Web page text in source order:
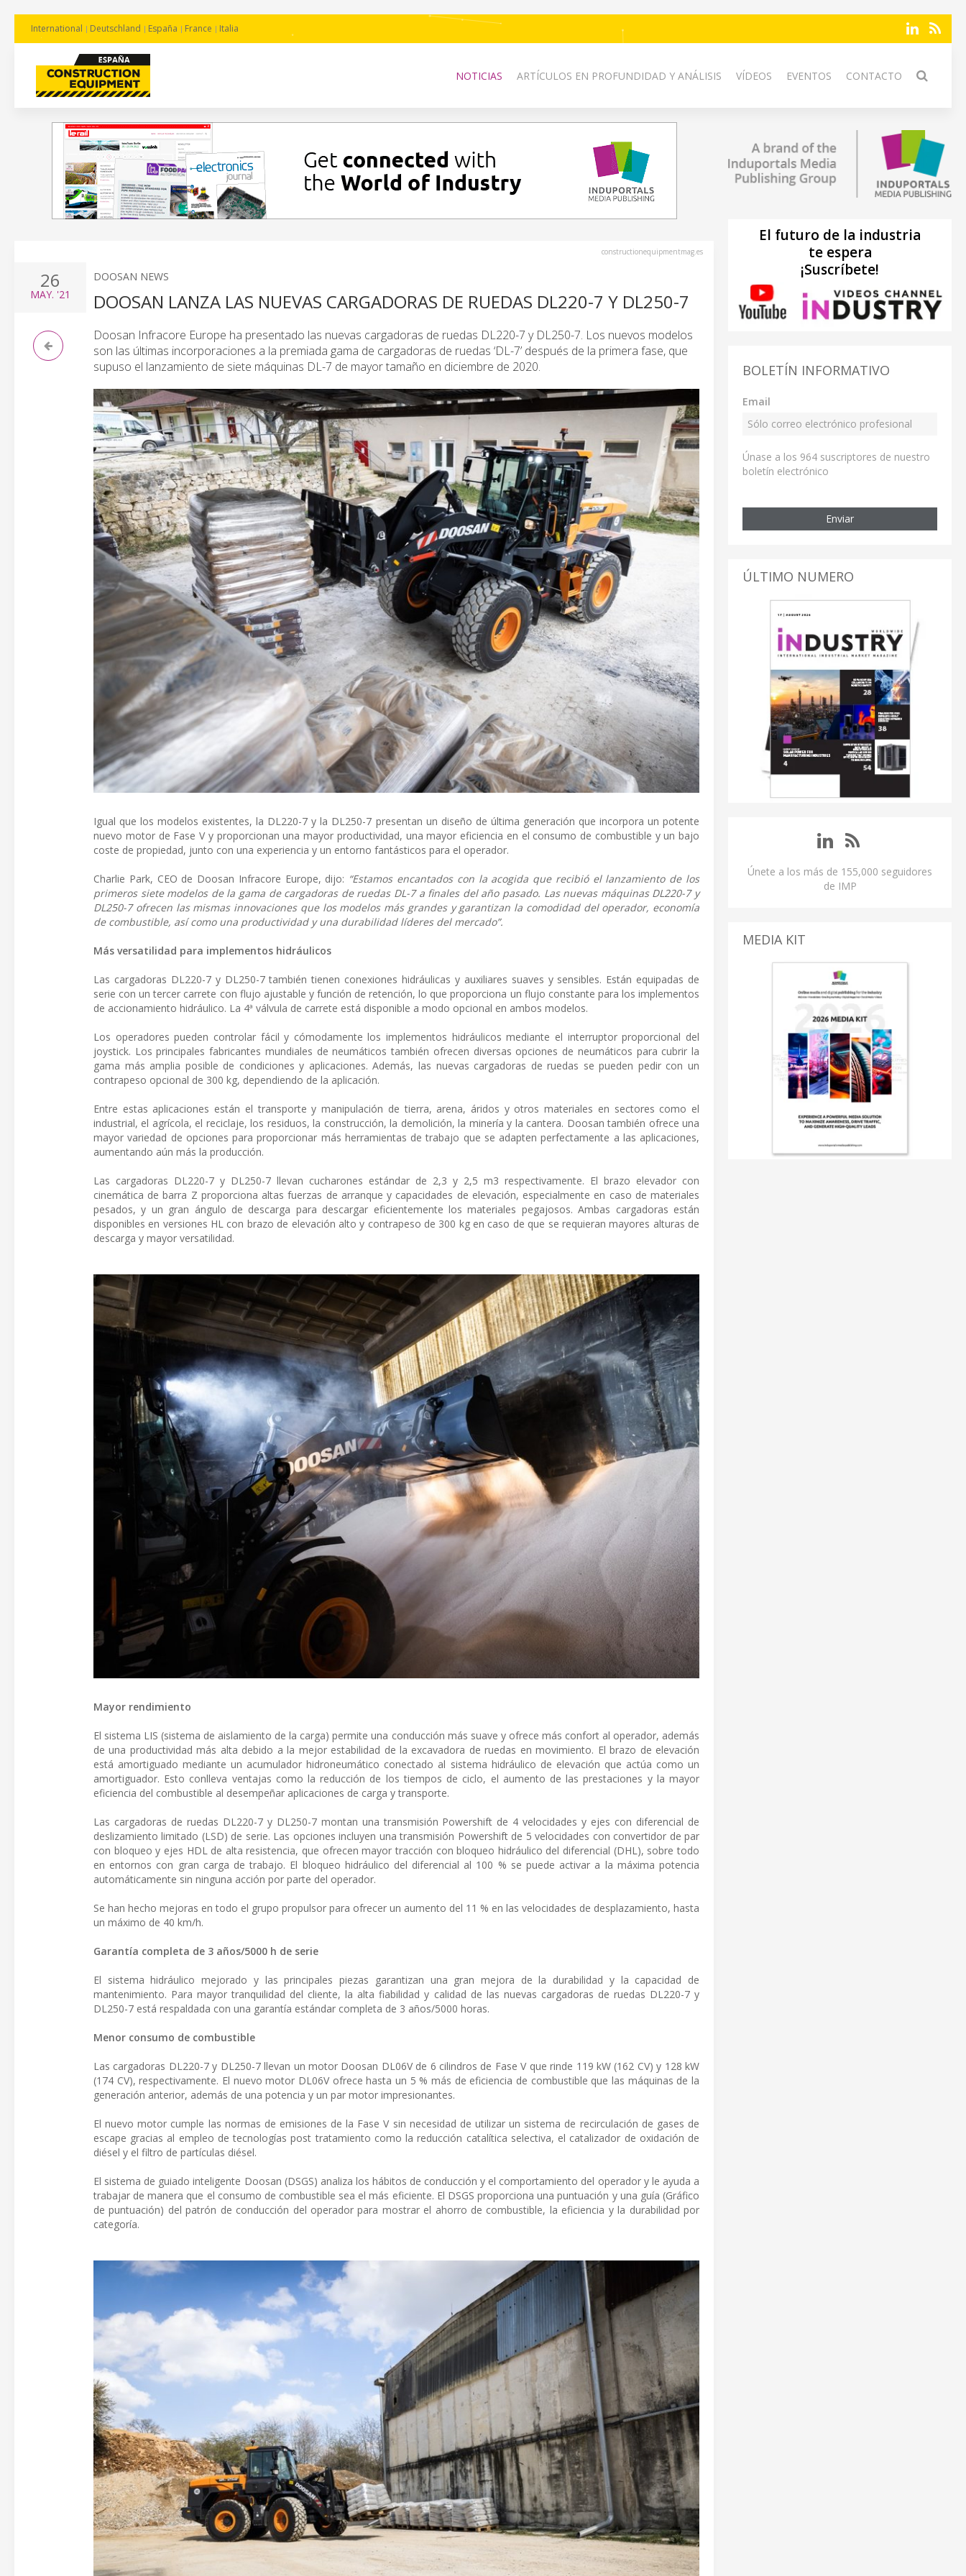
International Deutschland España France Italia
NOTICIAS ARTÍCULOS EN PROFUNDIDAD Y ANÁLISIS VÍDEOS EVENTOS CONTACTO
constructionequipmentmag.es
26
MAY. '21
DOOSAN NEWS
DOOSAN LANZA LAS NUEVAS CARGADORAS DE RUEDAS DL220-7 Y DL250-7
Doosan Infracore Europe ha presentado las nuevas cargadoras de ruedas DL220-7 y DL250-7. Los nuevos modelos
son las últimas incorporaciones a la premiada gama de cargadoras de ruedas ‘DL-7’ después de la primera fase, que
supuso el lanzamiento de siete máquinas DL-7 de mayor tamaño en diciembre de 2020.
Igual que los modelos existentes, la DL220-7 y la DL250-7 presentan un diseño de última generación que incorpora un potente
nuevo motor de Fase V y proporcionan una mayor productividad, una mayor eficiencia en el consumo de combustible y un bajo
coste de propiedad, junto con una experiencia y un entorno fantásticos para el operador.
Charlie Park, CEO de Doosan Infracore Europe, dijo: “Estamos encantados con la acogida que recibió el lanzamiento de los
primeros siete modelos de la gama de cargadoras de ruedas DL-7 a finales del año pasado. Las nuevas máquinas DL220-7 y
DL250-7 ofrecen las mismas innovaciones que los modelos más grandes y garantizan la comodidad del operador, economía
de combustible, así como una productividad y una durabilidad líderes del mercado”.
Más versatilidad para implementos hidráulicos
Las cargadoras DL220-7 y DL250-7 también tienen conexiones hidráulicas y auxiliares suaves y sensibles. Están equipadas de
serie con un tercer carrete con flujo ajustable y función de retención, lo que proporciona un flujo constante para los implementos
de accionamiento hidráulico. La 4ª válvula de carrete está disponible a modo opcional en ambos modelos.
Los operadores pueden controlar fácil y cómodamente los implementos hidráulicos mediante el interruptor proporcional del
joystick. Los principales fabricantes mundiales de neumáticos también ofrecen diversas opciones de neumáticos para cubrir la
gama más amplia posible de condiciones y aplicaciones. Además, las nuevas cargadoras de ruedas se pueden pedir con un
contrapeso opcional de 300 kg, dependiendo de la aplicación.
Entre estas aplicaciones están el transporte y manipulación de tierra, arena, áridos y otros materiales en sectores como el
industrial, el agrícola, el reciclaje, los residuos, la construcción, la demolición, la minería y la cantera. Doosan también ofrece una
mayor variedad de opciones para proporcionar más herramientas de trabajo que se adapten perfectamente a las aplicaciones,
aumentando aún más la producción.
Las cargadoras DL220-7 y DL250-7 llevan cucharones estándar de 2,3 y 2,5 m3 respectivamente. El brazo elevador con
cinemática de barra Z proporciona altas fuerzas de arranque y capacidades de elevación, especialmente en caso de materiales
pesados, y un gran ángulo de descarga para descargar eficientemente los materiales pegajosos. Ambas cargadoras están
disponibles en versiones HL con brazo de elevación alto y contrapeso de 300 kg en caso de que se requieran mayores alturas de
descarga y mayor versatilidad.
Mayor rendimiento
El sistema LIS (sistema de aislamiento de la carga) permite una conducción más suave y ofrece más confort al operador, además
de una productividad más alta debido a la mejor estabilidad de la excavadora de ruedas en movimiento. El brazo de elevación
está amortiguado mediante un acumulador hidroneumático conectado al sistema hidráulico de elevación que actúa como un
amortiguador. Esto conlleva ventajas como la reducción de los tiempos de ciclo, el aumento de las prestaciones y la mayor
eficiencia del combustible al desempeñar aplicaciones de carga y transporte.
Las cargadoras de ruedas DL220-7 y DL250-7 montan una transmisión Powershift de 4 velocidades y ejes con diferencial de
deslizamiento limitado (LSD) de serie. Las opciones incluyen una transmisión Powershift de 5 velocidades con convertidor de par
con bloqueo y ejes HDL de alta resistencia, que ofrecen mayor tracción con bloqueo hidráulico del diferencial (DHL), sobre todo
en entornos con gran carga de trabajo. El bloqueo hidráulico del diferencial al 100 % se puede activar a la máxima potencia
automáticamente sin ninguna acción por parte del operador.
Se han hecho mejoras en todo el grupo propulsor para ofrecer un aumento del 11 % en las velocidades de desplazamiento, hasta
un máximo de 40 km/h.
Garantía completa de 3 años/5000 h de serie
El sistema hidráulico mejorado y las principales piezas garantizan una gran mejora de la durabilidad y la capacidad de
mantenimiento. Para mayor tranquilidad del cliente, la alta fiabilidad y calidad de las nuevas cargadoras de ruedas DL220-7 y
DL250-7 está respaldada con una garantía estándar completa de 3 años/5000 horas.
Menor consumo de combustible
Las cargadoras DL220-7 y DL250-7 llevan un motor Doosan DL06V de 6 cilindros de Fase V que rinde 119 kW (162 CV) y 128 kW
(174 CV), respectivamente. El nuevo motor DL06V ofrece hasta un 5 % más de eficiencia de combustible que las máquinas de la
generación anterior, además de una potencia y un par motor impresionantes.
El nuevo motor cumple las normas de emisiones de la Fase V sin necesidad de utilizar un sistema de recirculación de gases de
escape gracias al empleo de tecnologías post tratamiento como la reducción catalítica selectiva, el catalizador de oxidación de
diésel y el filtro de partículas diésel.
El sistema de guiado inteligente Doosan (DSGS) analiza los hábitos de conducción y el comportamiento del operador y le ayuda a
trabajar de manera que el consumo de combustible sea el más eficiente. El DSGS proporciona una puntuación y una guía (Gráfico
de puntuación) del patrón de conducción del operador para mostrar el ahorro de combustible, la eficiencia y la durabilidad por
categoría.
El futuro de la industria
te espera
¡Suscríbete!
BOLETÍN INFORMATIVO
Email
Únase a los 964 suscriptores de nuestro
boletín electrónico
Enviar
ÚLTIMO NUMERO
Únete a los más de 155,000 seguidores
de IMP
MEDIA KIT